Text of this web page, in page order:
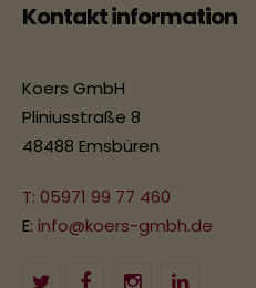
Kontakt information
Koers GmbH
Pliniusstraße 8
48488 Emsbüren
T: 05971 99 77 460
E: info@koers-gmbh.de